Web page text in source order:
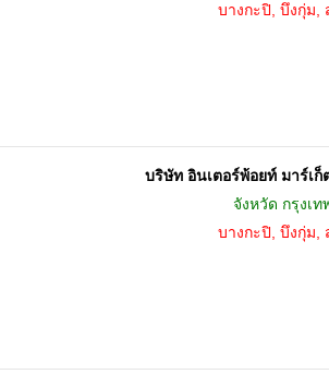
บางกะปิ, บึงกุ่ม,
บริษัท อินเตอร์พ้อยท์ มาร์เก็
จังหวัด กรุงเ
บางกะปิ, บึงกุ่ม,